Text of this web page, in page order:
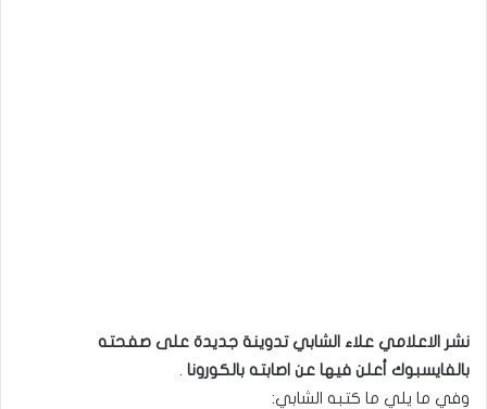
نشر الاعلامي علاء الشابي تدوينة جديدة على صفحته
بالفايسبوك أعلن فيها عن اصابته بالكورونا .
وفي ما يلي ما كتبه الشابي: